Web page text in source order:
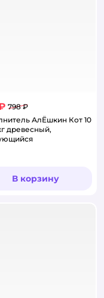
798 ₽
АлЁшкин Кот 10
древесный,
В корзину